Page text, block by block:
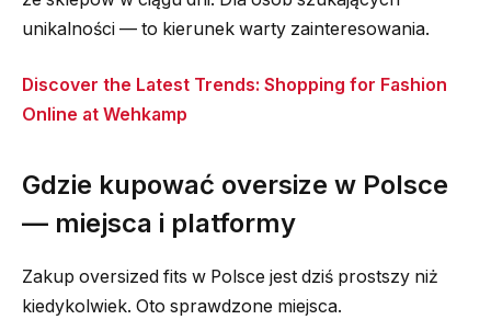
unikalności — to kierunek warty zainteresowania.
Discover the Latest Trends: Shopping for Fashion
Online at Wehkamp
Gdzie kupować oversize w Polsce
— miejsca i platformy
Zakup oversized fits w Polsce jest dziś prostszy niż
kiedykolwiek. Oto sprawdzone miejsca.